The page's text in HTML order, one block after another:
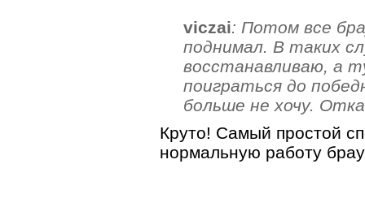
viczai: Потом все
поднимал. В таких
восстанавливаю, а
поиграться до
больше не хочу.
Круто! Самый простой
нормальную работу